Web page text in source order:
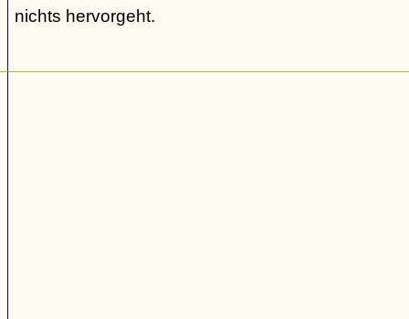
nichts hervorgeht.